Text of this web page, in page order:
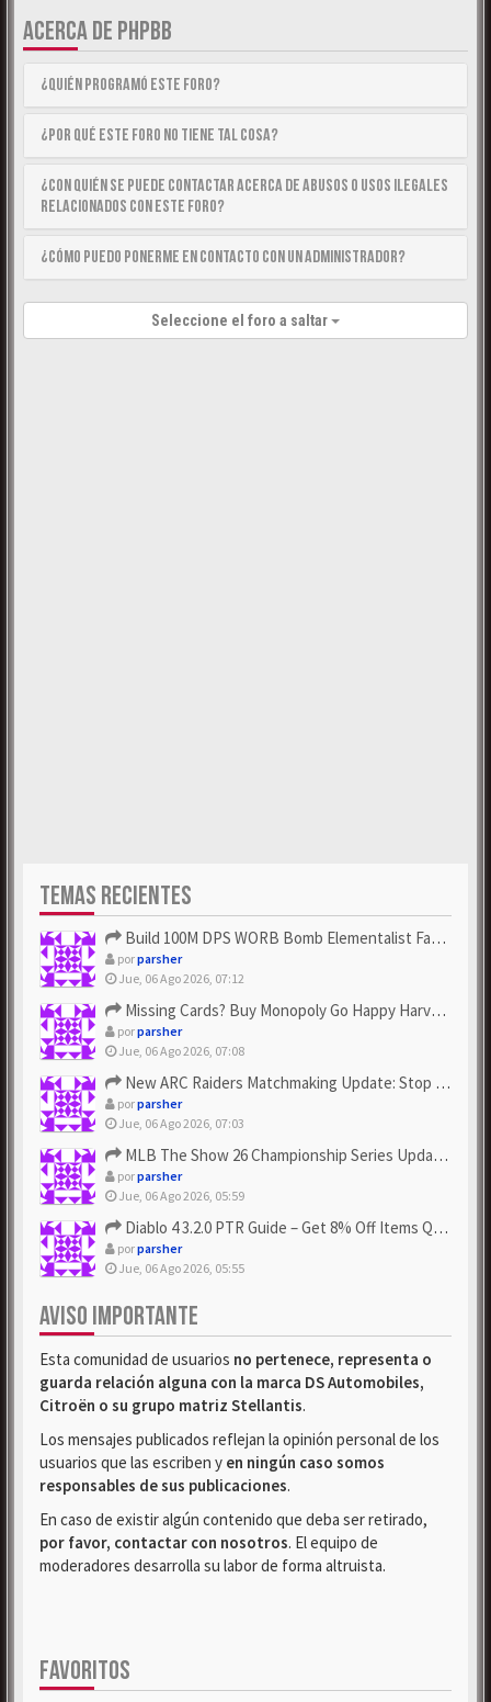
ACERCA DE PHPBB
¿Quién programó este foro?
¿Por qué este foro no tiene tal cosa?
¿Con quién se puede contactar acerca de abusos o usos ilegales
relacionados con este foro?
¿Cómo puedo ponerme en contacto con un Administrador?
Seleccione el foro a saltar
TEMAS RECIENTES
Build 100M DPS WORB Bomb Elementalist Fast - Grab POE Curren...
porparsher
Jue, 06 Ago 2026, 07:12
Missing Cards? Buy Monopoly Go Happy Harvest with Looney Tun...
porparsher
Jue, 06 Ago 2026, 07:08
New ARC Raiders Matchmaking Update: Stop Failed - Grab Bluep...
porparsher
Jue, 06 Ago 2026, 07:03
MLB The Show 26 Championship Series Update! Get Cheap & ...
porparsher
Jue, 06 Ago 2026, 05:59
Diablo 4 3.2.0 PTR Guide – Get 8% Off Items Quickly to Test ...
porparsher
Jue, 06 Ago 2026, 05:55
AVISO IMPORTANTE
Esta comunidad de usuarios no pertenece, representa o
guarda relación alguna con la marca DS Automobiles,
Citroën o su grupo matriz Stellantis.
Los mensajes publicados reflejan la opinión personal de los
usuarios que las escriben y en ningún caso somos
responsables de sus publicaciones.
En caso de existir algún contenido que deba ser retirado,
por favor, contactar con nosotros. El equipo de
moderadores desarrolla su labor de forma altruista.
FAVORITOS